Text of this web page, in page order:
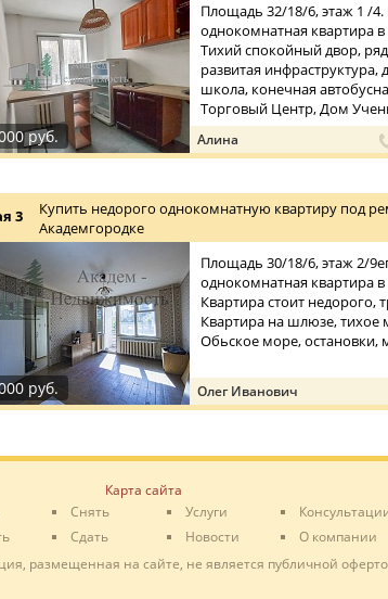
руб.
Площадь 32/18/6, этаж 1 /
однокомнатная квартира
Тихий спокойный двор,
развитая инфраструктура,
школа, конечная
Торговый Центр, Дом
Алина
3
Купить недорого однокомнатную квартиру под
Академгородке
руб.
Площадь 30/18/6, этаж 2/
однокомнатная квартира
Квартира стоит недорого,
Квартира на шлюзе, тихое
Обьское море, остановки,
Олег Иванович
Карта сайта
Снять
Сдать
Услуги
Новости
О компании
размещенная на сайте, не является публичной